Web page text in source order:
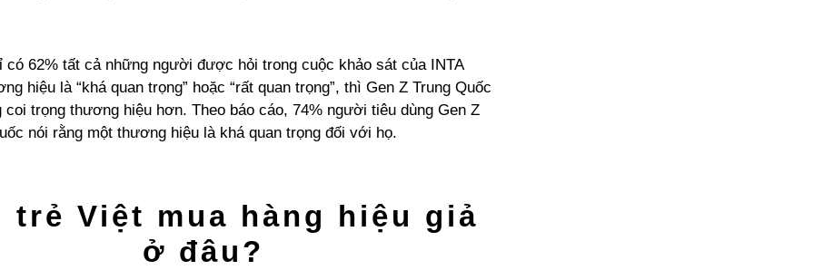
có 62% tất cả những người được hỏi trong cuộc khảo sát của INTA
hiệu là “khá quan trọng” hoặc “rất quan trọng”, thì Gen Z Trung Quốc
trọng thương hiệu hơn. Theo báo cáo, 74% người tiêu dùng Gen Z
nói rằng một thương hiệu là khá quan trọng đối với họ.
trẻ Việt mua hàng hiệu giả
ở đâu?